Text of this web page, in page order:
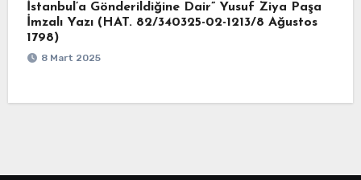
İstanbul’a Gönderildiğine Dair” Yusuf Ziya Paşa
İmzalı Yazı (HAT. 82/340325-02-1213/8 Ağustos
1798)
8 Mart 2025